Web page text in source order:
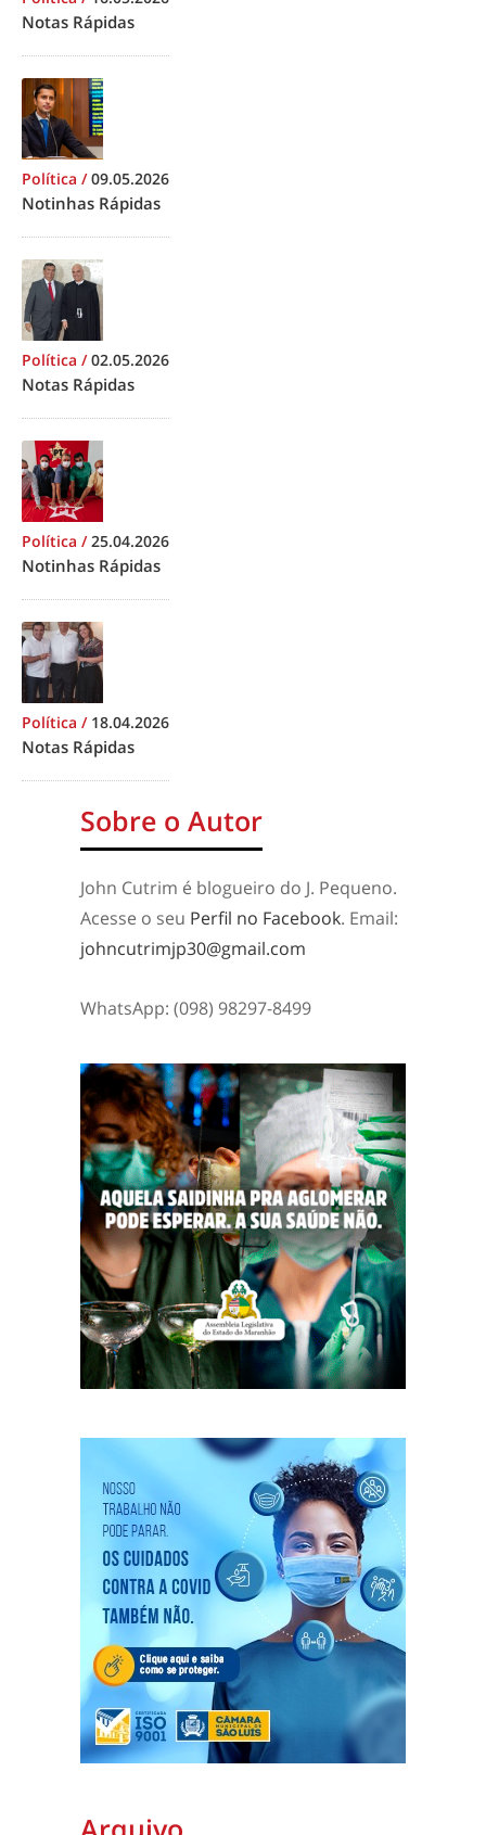
Notas Rápidas
Política /09.05.2026
Notinhas Rápidas
Política /02.05.2026
Notas Rápidas
Política /25.04.2026
Notinhas Rápidas
Política / 18.04.2026
Notas Rápidas
Sobre o Autor
John Cutrim é blogueiro do J. Pequeno.
Acesse o seu Perfil no Facebook. Email:
johncutrimjp30@gmail.com
WhatsApp: (098) 98297-8499